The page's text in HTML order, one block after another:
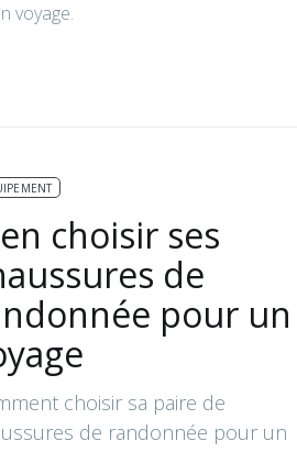
voyage.
choisir ses
de
pour un
choisir sa paire de
de randonnée pour un